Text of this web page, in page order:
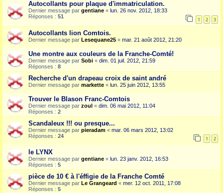
Autocollants pour plaque d'immatriculation.
Dernier message par gentiane « lun. 26 nov. 2012, 18:33
Réponses : 51 1 2 3
Autocollants lion Comtois.
Dernier message par Lesequane25 « mar. 21 août 2012, 21:20
Une montre aux couleurs de la Franche-Comté!
Dernier message par Sobi « dim. 01 juil. 2012, 21:59
Réponses : 8
Recherche d'un drapeau croix de saint andré
Dernier message par markette « lun. 25 juin 2012, 13:55
Trouver le Blason Franc-Comtois
Dernier message par zoul « dim. 06 mai 2012, 11:04
Réponses : 2
Scandaleux !!! ou presque...
Dernier message par pieradam « mar. 06 mars 2012, 13:02
Réponses : 24 1 2
le LYNX
Dernier message par gentiane « lun. 23 janv. 2012, 16:53
Réponses : 5
pièce de 10 € à l'éffigie de la Franche Comté
Dernier message par Le Grangeard « mer. 12 oct. 2011, 17:08
Réponses : 5